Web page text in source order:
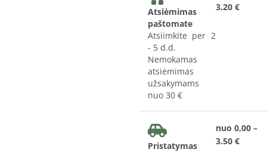
Atsiėmimas
paštomate
Atsiimkite per 2
- 5 d.d.
Nemokamas
atsiėmimas
užsakymams
nuo 30 €
3.20 €
Pristatymas
nuo 0,00 –
3.50 €